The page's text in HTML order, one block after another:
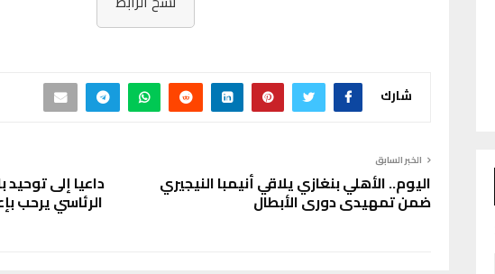
شارك
الخبر السابق
اليوم.. الأهلي بنغازي يلاقي أنيمبا النيجيري
ضمن تمهيدي دوري الأبطال
داعيا إلى
الرئاسي يرحب